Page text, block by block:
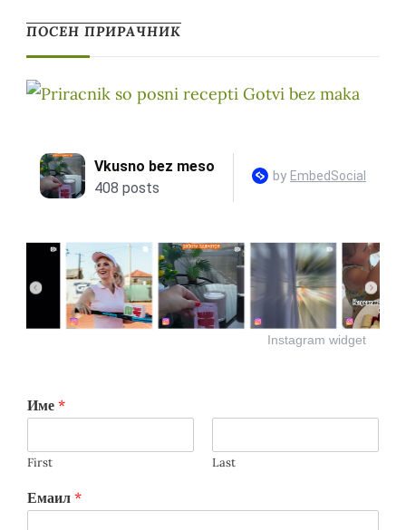
ПОСЕН ПРИРАЧНИК
Instagram widget
Име *
First Last
Емаил *